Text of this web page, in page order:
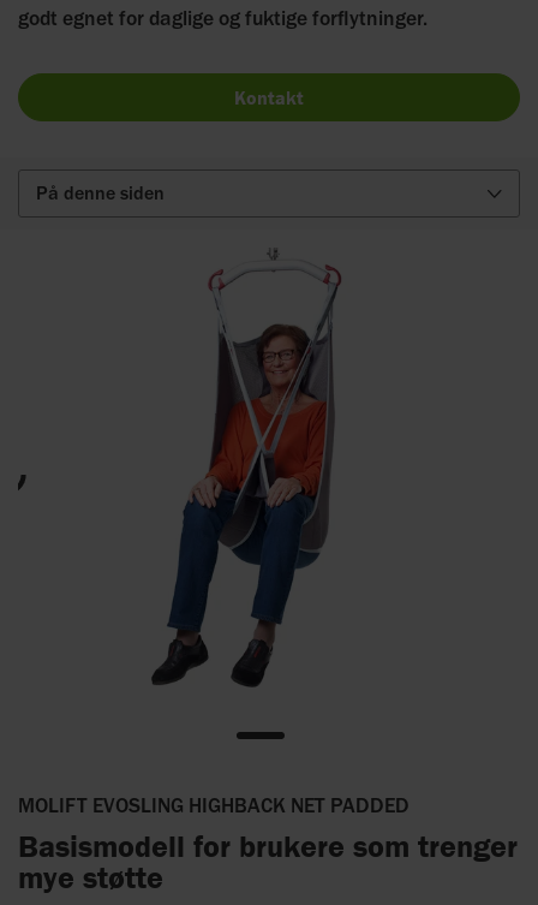
godt egnet for daglige og fuktige forflytninger.
Kontakt
På denne siden
MOLIFT EVOSLING HIGHBACK NET PADDED
Basismodell for brukere som trenger
mye støtte